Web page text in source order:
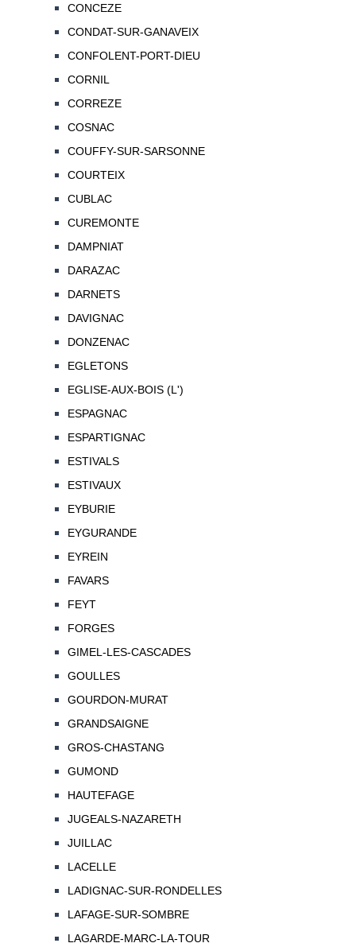
CONCEZE
CONDAT-SUR-GANAVEIX
CONFOLENT-PORT-DIEU
CORNIL
CORREZE
COSNAC
COUFFY-SUR-SARSONNE
COURTEIX
CUBLAC
CUREMONTE
DAMPNIAT
DARAZAC
DARNETS
DAVIGNAC
DONZENAC
EGLETONS
EGLISE-AUX-BOIS (L')
ESPAGNAC
ESPARTIGNAC
ESTIVALS
ESTIVAUX
EYBURIE
EYGURANDE
EYREIN
FAVARS
FEYT
FORGES
GIMEL-LES-CASCADES
GOULLES
GOURDON-MURAT
GRANDSAIGNE
GROS-CHASTANG
GUMOND
HAUTEFAGE
JUGEALS-NAZARETH
JUILLAC
LACELLE
LADIGNAC-SUR-RONDELLES
LAFAGE-SUR-SOMBRE
LAGARDE-MARC-LA-TOUR